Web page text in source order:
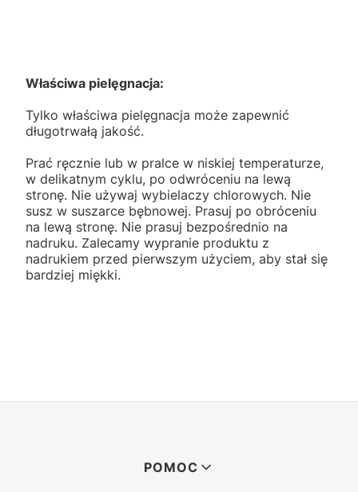
Właściwa pielęgnacja:
Tylko właściwa pielęgnacja może zapewnić
długotrwałą jakość.
Prać ręcznie lub w pralce w niskiej temperaturze,
w delikatnym cyklu, po odwróceniu na lewą
stronę. Nie używaj wybielaczy chlorowych. Nie
susz w suszarce bębnowej. Prasuj po obróceniu
na lewą stronę. Nie prasuj bezpośrednio na
nadruku. Zalecamy wypranie produktu z
nadrukiem przed pierwszym użyciem, aby stał się
bardziej miękki.
POMOC